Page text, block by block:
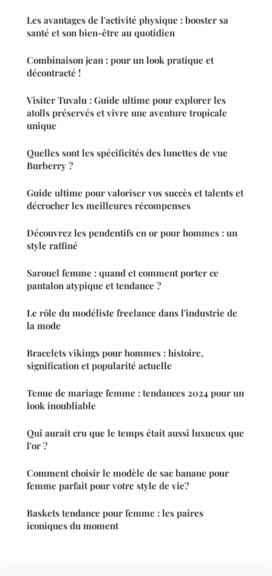
Les avantages de l'activité physique : booster sa
santé et son bien-être au quotidien
Combinaison jean : pour un look pratique et
décontracté !
Visiter Tuvalu : Guide ultime pour explorer les
atolls préservés et vivre une aventure tropicale
unique
Quelles sont les spécificités des lunettes de vue
Burberry ?
Guide ultime pour valoriser vos succès et talents et
décrocher les meilleures récompenses
Découvrez les pendentifs en or pour hommes : un
style raffiné
Sarouel femme : quand et comment porter ce
pantalon atypique et tendance ?
Le rôle du modéliste freelance dans l'industrie de
la mode
Bracelets vikings pour hommes : histoire,
signification et popularité actuelle
Tenue de mariage femme : tendances 2024 pour un
look inoubliable
Qui aurait cru que le temps était aussi luxueux que
l'or ?
Comment choisir le modèle de sac banane pour
femme parfait pour votre style de vie?
Baskets tendance pour femme : les paires
iconiques du moment